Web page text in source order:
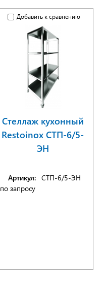
Добавить к сравнению
Стеллаж кухонный
Restoinox СТП-6/5-
ЭН
Артикул: СТП-6/5-ЭН
по запросу